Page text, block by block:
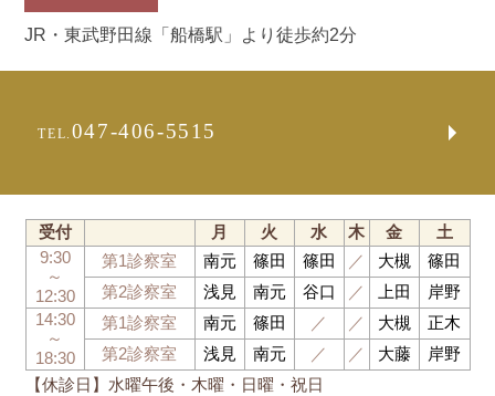
JR・東武野田線「船橋駅」より徒歩約2分
TEL. 047-406-5515
【休診日】水曜午後・木曜・日曜・祝日
受付 月 火 水 木 金
土
9:30
～
12:30
第1診察室 南元 篠田 篠田 ／ 大槻
篠田
第2診察室
浅見 南元 谷口 ／ 上田
岸野
14:30
～
18:30
第1診察室 南元 篠田 ／ ／ 大槻
正木
第2診察室
浅見 南元 ／ ／ 大藤 岸野